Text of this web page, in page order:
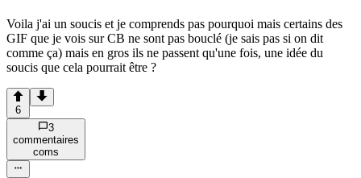
Voila j'ai un soucis et je comprends pas pourquoi mais certains des
GIF que je vois sur CB ne sont pas bouclé (je sais pas si on dit
comme ça) mais en gros ils ne passent qu'une fois, une idée du
soucis que cela pourrait être ?
6
3
commentaires
coms